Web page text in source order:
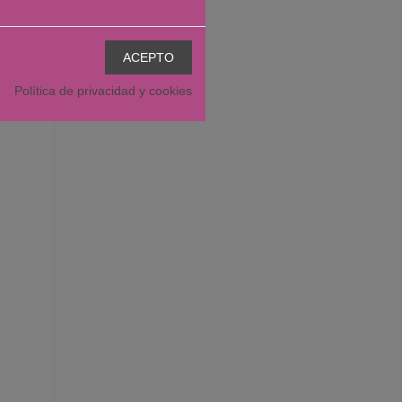
el
Política de privacidad y cookies